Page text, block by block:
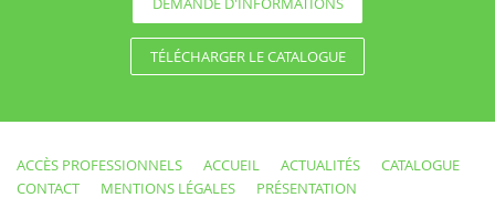
TÉLÉCHARGER LE CATALOGUE
ACCÈS PROFESSIONNELS ACCUEIL ACTUALITÉS
CATALOGUE
CONTACT
MENTIONS LÉGALES PRÉSENTATION